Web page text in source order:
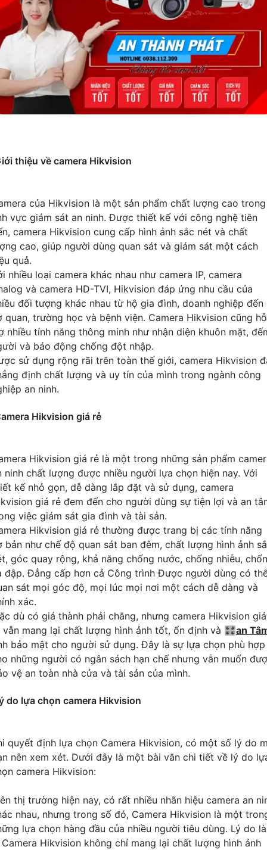
thiệu về camera Hikvision
của Hikvision là một sản phẩm chất lượng cao trong
vực giám sát an ninh. Được thiết kế với công nghệ tiên
camera Hikvision cung cấp hình ảnh sắc nét và chất
cao, giúp người dùng quan sát và giám sát một cách
quả.
nhiều loại camera khác nhau như camera IP, camera
và camera HD-TVI, Hikvision đáp ứng nhu cầu của
đối tượng khác nhau từ hộ gia đình, doanh nghiệp đến
quan, trường học và bệnh viện. Camera Hikvision cũng hỗ
nhiều tính năng thông minh như nhận diện khuôn mặt,
và báo động chống đột nhập.
sử dụng rộng rãi trên toàn thế giới, camera Hikvision
định chất lượng và uy tín của mình trong ngành công
an ninh.
Hikvision giá rẻ
Hikvision giá rẻ là một trong những sản phẩm
ninh chất lượng được nhiều người lựa chọn hiện nay. Với
kế nhỏ gọn, dễ dàng lắp đặt và sử dụng, camera
giá rẻ đem đến cho người dùng sự tiện lợi và an
việc giám sát gia đình và tài sản.
Hikvision giá rẻ thường được trang bị các tính năng
bản như chế độ quan sát ban đêm, chất lượng hình ảnh
góc quay rộng, khả năng chống nước, chống nhiễu,
đập. Đẳng cấp hơn cả Công trình Được người dùng có
sát mọi góc độ, mọi lúc mọi nơi một cách dễ dàng và
xác.
dù có giá thành phải chăng, nhưng camera Hikvision giá
vẫn mang lại chất lượng hình ảnh tốt, ổn định và 🎛an
bảo mật cho người sử dụng. Đây là sự lựa chọn phù hợp
những người có ngân sách hạn chế nhưng vẫn muốn
vệ an toàn nhà cửa và tài sản của mình.
do lựa chọn camera Hikvision
quyết định lựa chọn Camera Hikvision, có một số lý do
nên xem xét. Dưới đây là một bài văn chi tiết về lý do
camera Hikvision:
thị trường hiện nay, có rất nhiều nhãn hiệu camera an
nhau, nhưng trong số đó, Camera Hikvision là một
lựa chọn hàng đầu của nhiều người tiêu dùng. Lý do là
Hikvision không chỉ mang lại chất lượng hình ảnh